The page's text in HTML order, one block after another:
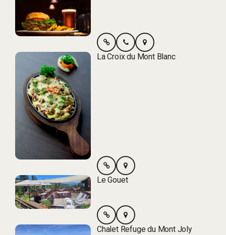
La Croix du Mont Blanc
Le Gouet
Chalet Refuge du Mont Joly